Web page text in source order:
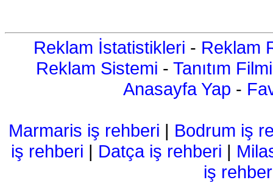
Reklam İstatistikleri - Reklam
Reklam Sistemi - Tanıtım Filmi
Anasayfa Yap -
Marmaris iş rehberi | Bodrum iş
iş rehberi | Datça iş rehberi |
iş